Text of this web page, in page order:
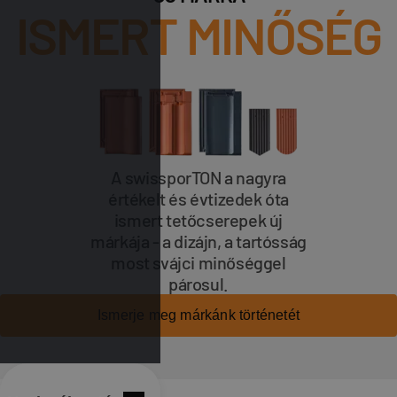
ISMERT MINŐSÉG
A swissporTON a nagyra
értékelt és évtizedek óta
ismert tetőcserepek új
márkája - a dizájn, a tartósság
most svájci minőséggel
párosul.
Ismerje meg márkánk történetét